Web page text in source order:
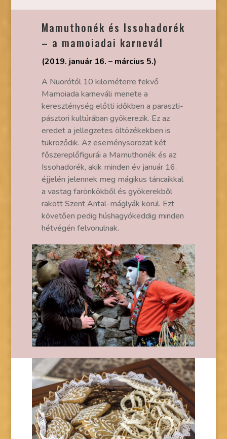
Mamuthonék és Issohadorék
– a mamoiadai karnevál
(2019. január 16. – március 5.)
A Nuorótól 10 kilométerre fekvő
Mamoiada karneváli menete a
kereszténység előtti időkben a paraszti-
pásztori kultúrában gyökerezik. Ez az
eredet a jellegzetes öltözékekben is
tükröződik. Az eseménysorozat két
főszereplőfigurái a Mamuthonék és az
Issohadorék, akik minden év január 16.
éjjelén jelennek meg mágikus táncaikkal
a vastag farönkökből és gyökerekből
rakott Szent Antal-máglyák körül. Ezt
követően pedig húshagyókeddig minden
hétvégén felvonulnak.